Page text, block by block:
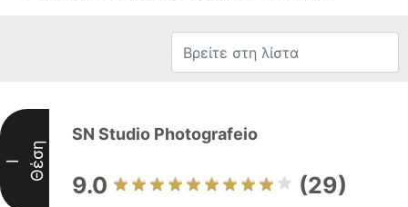
I Θέση
SN Studio Photografeio
9.0 (29)